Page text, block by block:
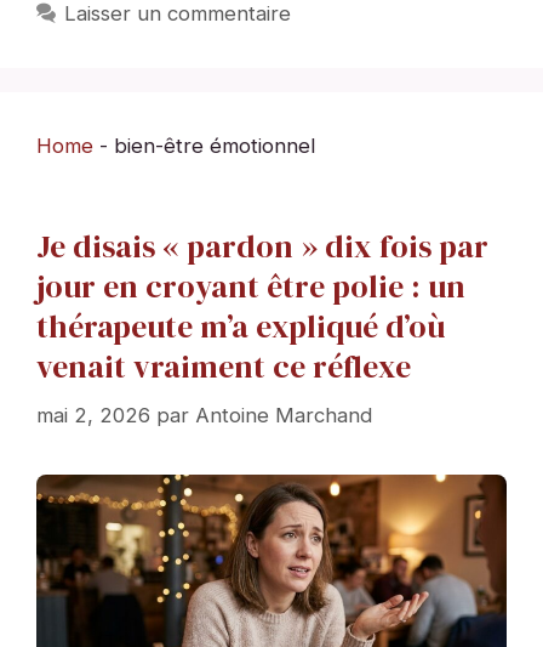
Laisser un commentaire
Home - bien-être émotionnel
Je disais « pardon » dix fois par
jour en croyant être polie : un
thérapeute m’a expliqué d’où
venait vraiment ce réflexe
mai 2, 2026 par Antoine Marchand